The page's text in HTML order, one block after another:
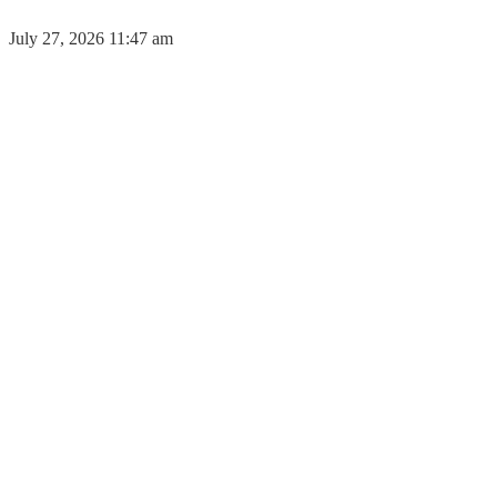
July 27, 2026 11:47 am